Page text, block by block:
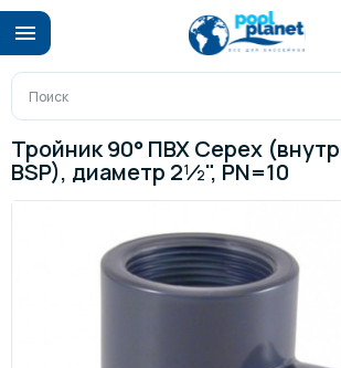
Тройник 90° ПВХ Cepex
BSP), диаметр 2½", PN=10